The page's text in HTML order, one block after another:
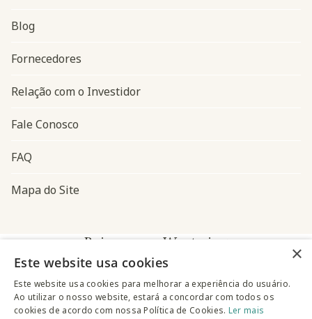
Navegação do rodapé
Blog
Fornecedores
Relação com o Investidor
Fale Conosco
FAQ
Mapa do Site
Baixe o app Westwing
×
Este website usa cookies
Este website usa cookies para melhorar a experiência do usuário.
Ao utilizar o nosso website, estará a concordar com todos os
cookies de acordo com nossa Política de Cookies. Ler mais